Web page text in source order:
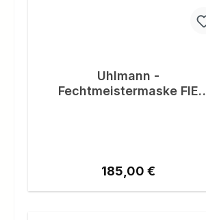
Uhlmann -
Fechtmeistermaske FIE
Regulärer Preis:
185,00 €